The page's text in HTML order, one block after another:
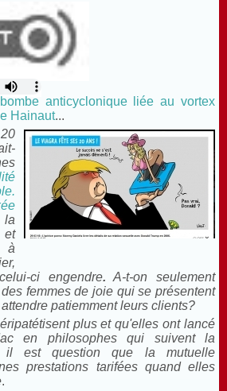
anticyclonique liée au vortex
Hainaut...
à
ci engendre. A-t-on seulement
femmes de joie qui se présentent
patiemment leurs clients?
plus et qu'elles ont lancé
en philosophes qui suivent la
il est question que la mutuelle
prestations tarifées quand elles
.